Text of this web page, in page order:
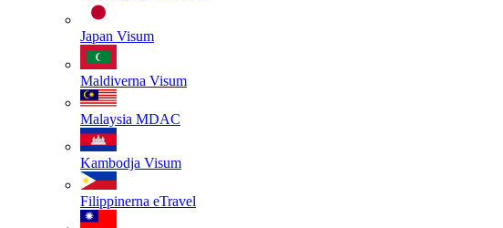
Japan Visum
Maldiverna Visum
Malaysia MDAC
Kambodja Visum
Filippinerna eTravel